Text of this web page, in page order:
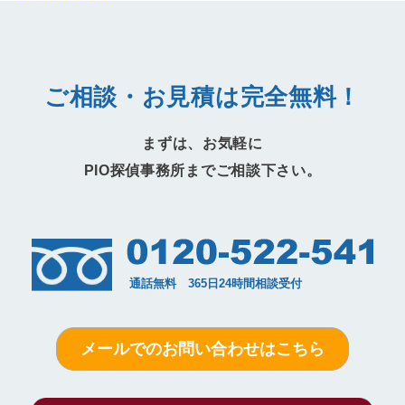
ご相談・お見積は完全無料！
まずは、お気軽に
PIO探偵事務所までご相談下さい。
メールでのお問い合わせはこちら